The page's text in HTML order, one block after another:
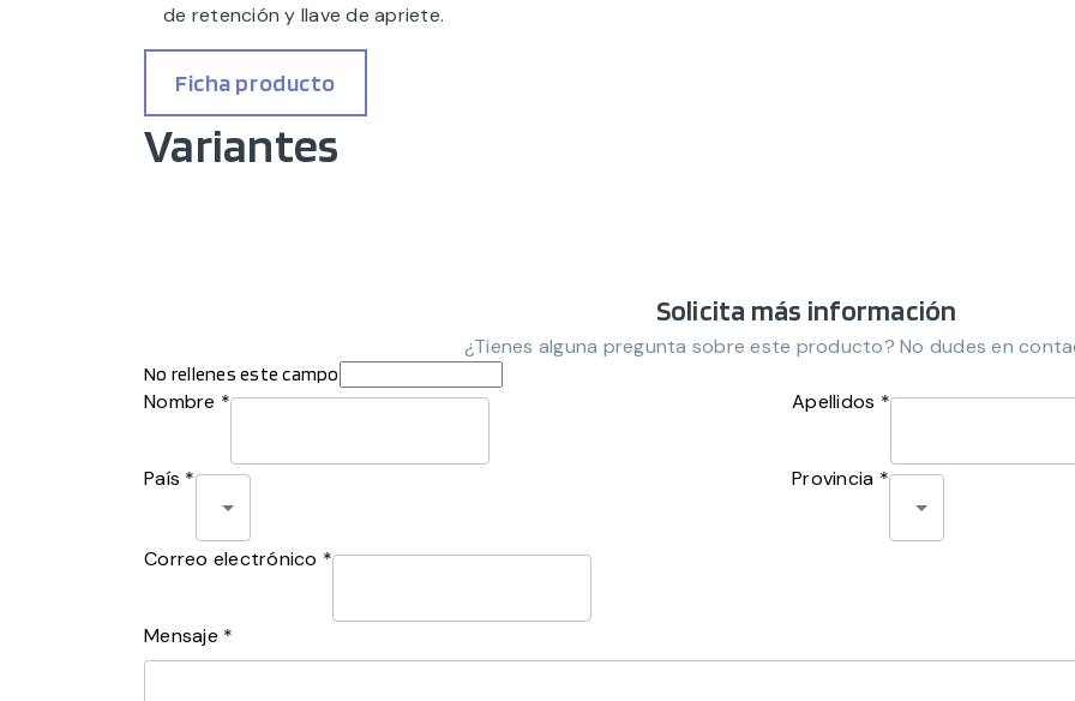
de retención y llave de apriete.
Ficha producto
Variantes
Solicita más información
¿Tienes alguna pregunta sobre este producto? No dudes en
No rellenes este campo
Nombre * Apellidos *
País * Provincia *
Correo electrónico *
Mensaje *